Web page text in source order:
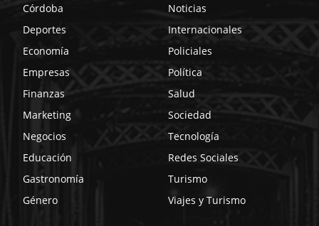
Córdoba
Deportes
Economía
Empresas
Finanzas
Marketing
Negocios
Educación
Gastronomía
Género
Noticias
Internacionales
Policiales
Política
Salud
Sociedad
Tecnología
Redes Sociales
Turismo
Viajes y Turismo